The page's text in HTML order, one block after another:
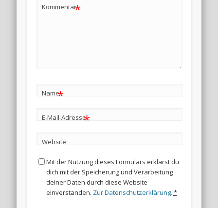
Kommentar*
Name*
E-Mail-Adresse*
Website
Mit der Nutzung dieses Formulars erklärst du
dich mit der Speicherung und Verarbeitung
deiner Daten durch diese Website
einverstanden. Zur Datenschutzerklärung. *